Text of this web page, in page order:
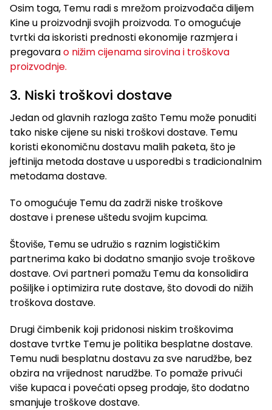
Osim toga, Temu radi s mrežom proizvođača diljem
Kine u proizvodnji svojih proizvoda. To omogućuje
tvrtki da iskoristi prednosti ekonomije razmjera i
pregovarao nižim cijenama sirovina i troškova
proizvodnje.
3. Niski troškovi dostave
Jedan od glavnih razloga zašto Temu može ponuditi
tako niske cijene su niski troškovi dostave. Temu
koristi ekonomičnu dostavu malih paketa, što je
jeftinija metoda dostave u usporedbi s tradicionalnim
metodama dostave.
To omogućuje Temu da zadrži niske troškove
dostave i prenese uštedu svojim kupcima.
Štoviše, Temu se udružio s raznim logističkim
partnerima kako bi dodatno smanjio svoje troškove
dostave. Ovi partneri pomažu Temu da konsolidira
pošiljke i optimizira rute dostave, što dovodi do nižih
troškova dostave.
Drugi čimbenik koji pridonosi niskim troškovima
dostave tvrtke Temu je politika besplatne dostave.
Temu nudi besplatnu dostavu za sve narudžbe, bez
obzira na vrijednost narudžbe. To pomaže privući
više kupaca i povećati opseg prodaje, što dodatno
smanjuje troškove dostave.